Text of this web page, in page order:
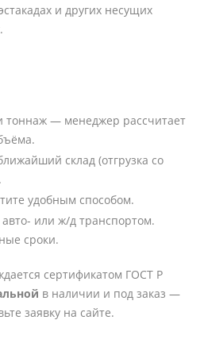
и других несущих
тоннаж — менеджер рассчитает
склад (отгрузка со
удобным способом.
или ж/д транспортом.
сроки.
сертификатом ГОСТ Р
в наличии и под заказ —
заявку на сайте.